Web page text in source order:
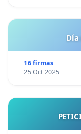
16 firmas
25 Oct 2025